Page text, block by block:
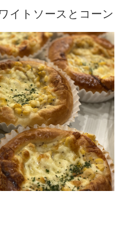
トソースとコーン